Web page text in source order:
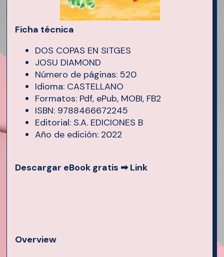
Ficha técnica
DOS COPAS EN SITGES
JOSU DIAMOND
Número de páginas: 520
Idioma: CASTELLANO
Formatos: Pdf, ePub, MOBI, FB2
ISBN: 9788466672245
Editorial: S.A. EDICIONES B
Año de edición: 2022
Descargar eBook gratis ➡Link
Overview